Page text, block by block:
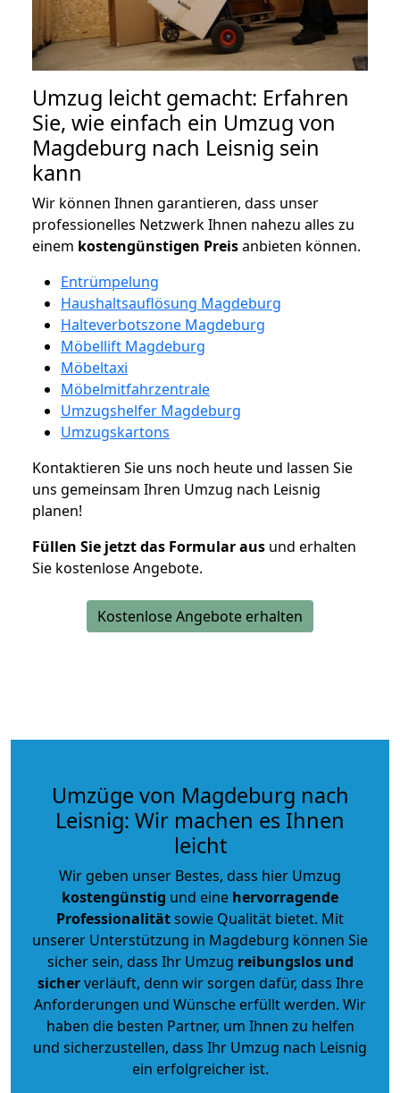
Umzug leicht gemacht: Erfahren
Sie, wie einfach ein Umzug von
Magdeburg nach Leisnig sein
kann
Wir können Ihnen garantieren, dass unser
professionelles Netzwerk Ihnen nahezu alles zu
einem kostengünstigen Preisanbieten können.
Entrümpelung
Haushaltsauflösung Magdeburg
Halteverbotszone Magdeburg
Möbellift Magdeburg
Möbeltaxi
Möbelmitfahrzentrale
Umzugshelfer Magdeburg
Umzugskartons
Kontaktieren Sie uns noch heute und lassen Sie
uns gemeinsam Ihren Umzug nach Leisnig
planen!
Füllen Sie jetzt das Formular aus und erhalten
Sie kostenlose Angebote.
Kostenlose Angebote erhalten
Umzüge von Magdeburg nach
Leisnig: Wir machen es Ihnen
leicht
Wir geben unser Bestes, dass hier Umzug
kostengünstig und eine hervorragende
Professionalitätsowie Qualität bietet. Mit
unserer Unterstützung in Magdeburg können Sie
sicher sein, dass Ihr Umzug reibungslos und
sicherverläuft, denn wir sorgen dafür, dass Ihre
Anforderungen und Wünsche erfüllt werden. Wir
haben die besten Partner, um Ihnen zu helfen
und sicherzustellen, dass Ihr Umzug nach Leisnig
ein erfolgreicher ist.